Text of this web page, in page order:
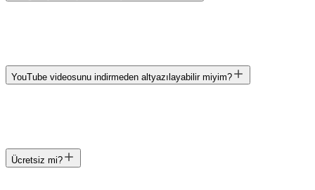
YouTube videosunu indirmeden altyazılayabilir miyim?
Ücretsiz mi?